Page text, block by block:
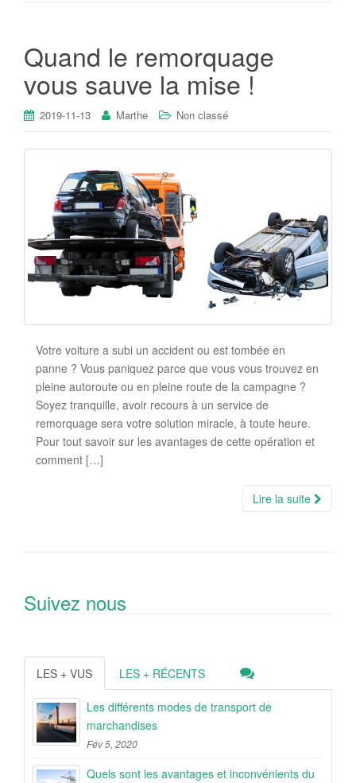
Quand le remorquage
vous sauve la mise !
2019-11-13 Marthe Non classé
Votre voiture a subi un accident ou est tombée en
panne ? Vous paniquez parce que vous vous trouvez en
pleine autoroute ou en pleine route de la campagne ?
Soyez tranquille, avoir recours à un service de
remorquage sera votre solution miracle, à toute heure.
Pour tout savoir sur les avantages de cette opération et
comment […]
Lire la suite
Suivez nous
LES + VUS LES + RÉCENTS
Les différents modes de transport de
marchandises
Fév 5, 2020
Quels sont les avantages et inconvénients du